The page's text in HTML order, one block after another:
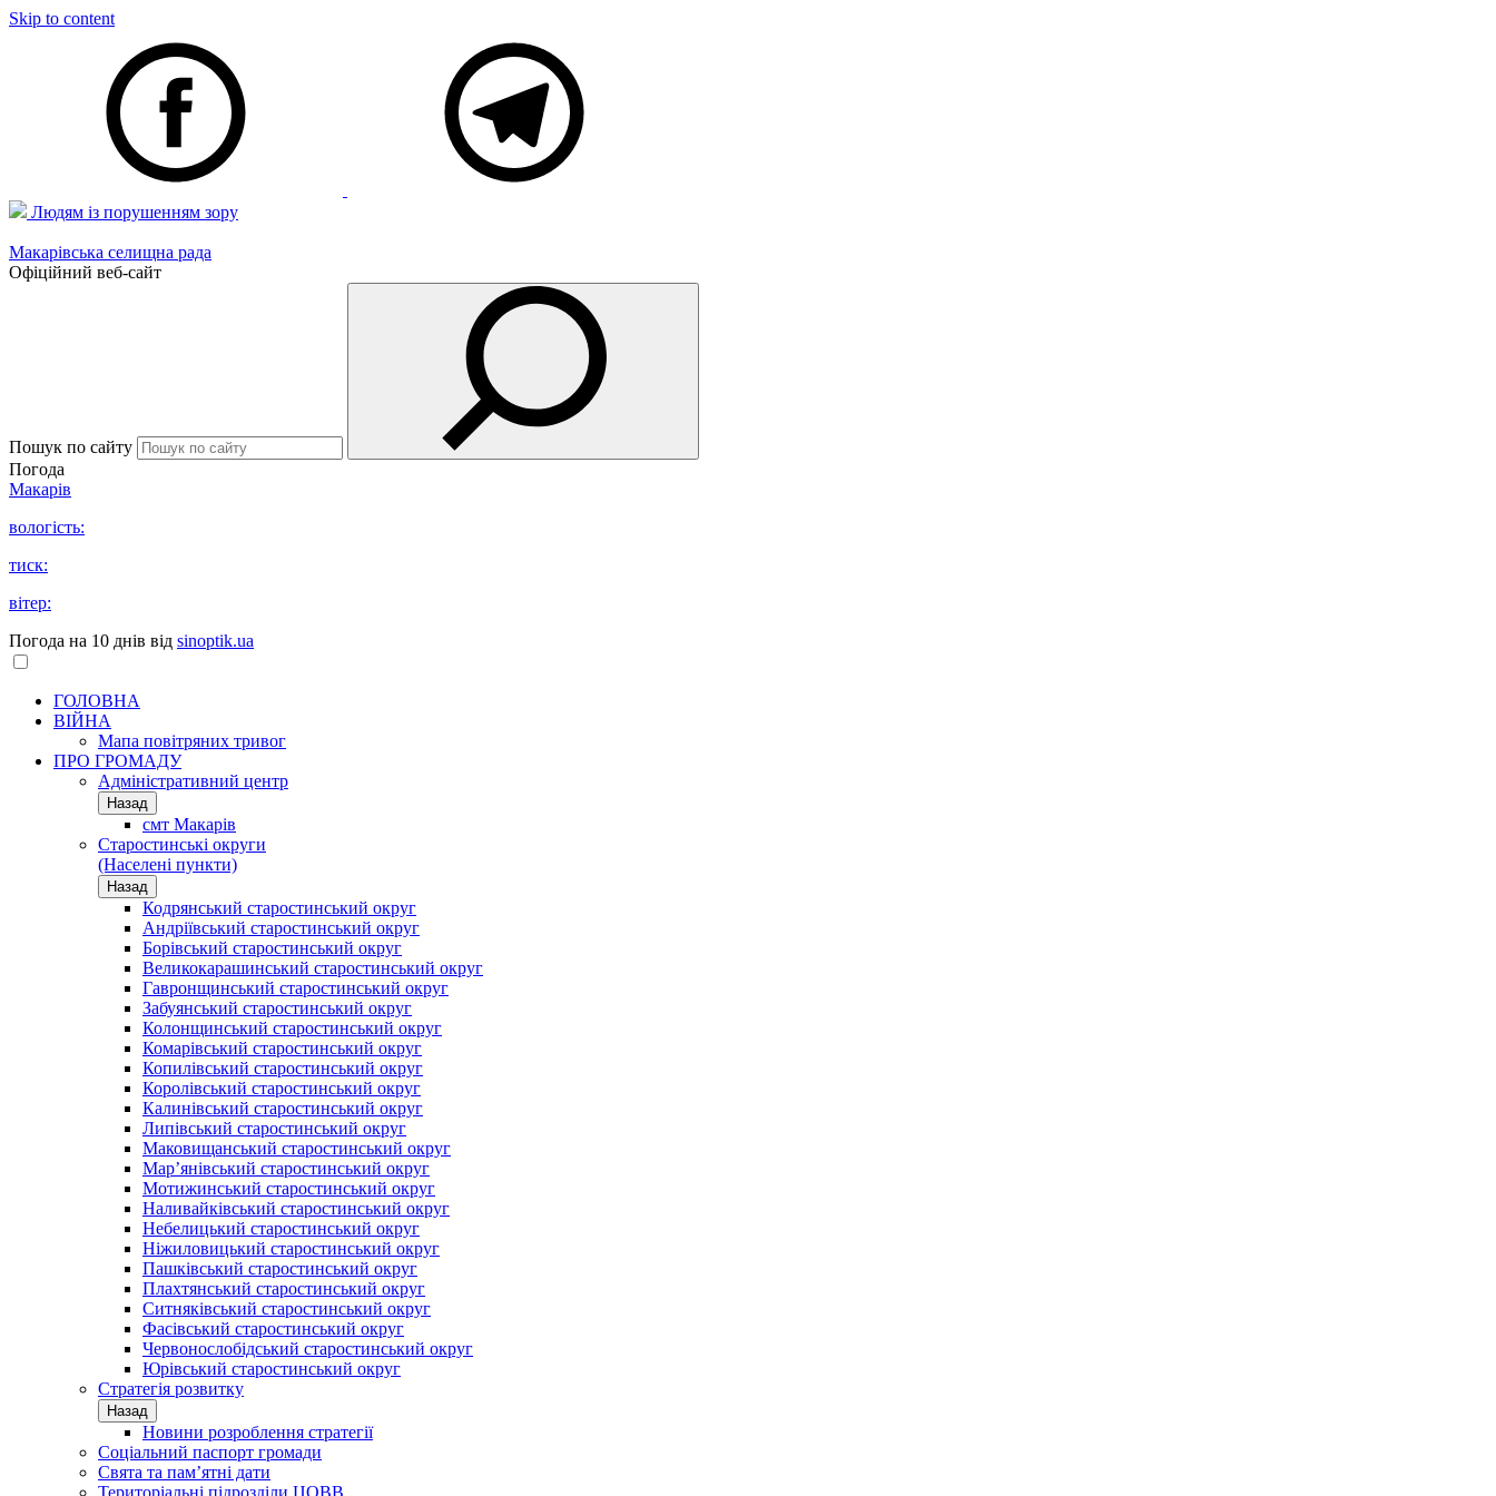
Skip to content
Людям із порушенням зору
Макарівська селищна рада
Офіційний веб-сайт
Пошук по сайту
Погода
Макарів
вологість:
тиск:
вітер:
Погода на 10 днів від sinoptik.ua
ГОЛОВНА
ВІЙНА
Мапа повітряних тривог
ПРО ГРОМАДУ
Aдміністративний центр
Назад
смт Макарів
Старостинські округи
(Населені пункти)
Назад
Кодрянський старостинський округ
Андріївський старостинський округ
Борівський старостинський округ
Великокарашинський старостинський округ
Гавронщинський старостинський округ
Забуянський старостинський округ
Колонщинський старостинський округ
Комарівський старостинський округ
Копилівський старостинський округ
Королівський старостинський округ
Калинівський старостинський округ
Липівський старостинський округ
Маковищанський старостинський округ
Мар’янівський старостинський округ
Мотижинський старостинський округ
Наливайківський старостинський округ
Небелицький старостинський округ
Ніжиловицький старостинський округ
Пашківський старостинський округ
Плахтянський старостинський округ
Ситняківський старостинський округ
Фасівський старостинський округ
Червонослобідський старостинський округ
Юрівський старостинський округ
Стратегія розвитку
Назад
Новини розроблення стратегії
Соціальний паспорт громади
Свята та пам’ятні дати
Територіальні підрозділи ЦОВВ